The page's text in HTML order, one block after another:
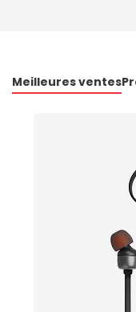
Meilleures ventes